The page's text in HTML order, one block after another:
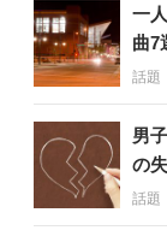
一
曲7
話題
男
の
話題